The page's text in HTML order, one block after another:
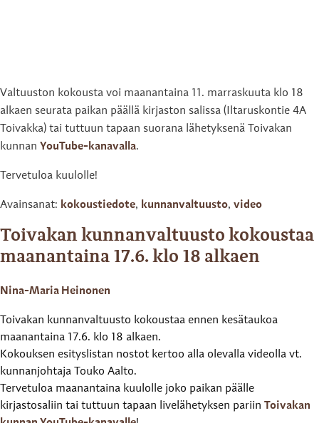
Valtuuston kokousta voi maanantaina 11. marraskuuta klo 18
alkaen seurata paikan päällä kirjaston salissa (Iltaruskontie 4A
Toivakka) tai tuttuun tapaan suorana lähetyksenä Toivakan
kunnan YouTube-kanavalla.
Tervetuloa kuulolle!
Avainsanat: kokoustiedote, kunnanvaltuusto, video
Toivakan kunnanvaltuusto kokoustaa
maanantaina 17.6. klo 18 alkaen
Nina-Maria Heinonen
Toivakan kunnanvaltuusto kokoustaa ennen kesätaukoa
maanantaina 17.6. klo 18 alkaen.
Kokouksen esityslistan nostot kertoo alla olevalla videolla vt.
kunnanjohtaja Touko Aalto.
Tervetuloa maanantaina kuulolle joko paikan päälle
kirjastosaliin tai tuttuun tapaan livelähetyksen pariin Toivakan